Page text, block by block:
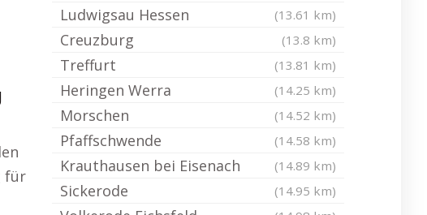
für
Ludwigsau Hessen (13.61 km)
Creuzburg (13.8 km)
Treffurt (13.81 km)
Heringen Werra (14.25 km)
Morschen (14.52 km)
Pfaffschwende (14.58 km)
Krauthausen bei Eisenach (14.89 km)
Sickerode (14.95 km)